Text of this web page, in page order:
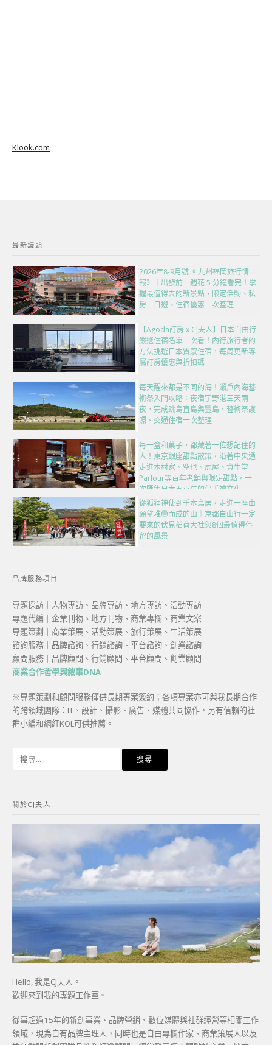
Klook.com
最新議題
2026年8-9月號《 九州福岡旅行情
報》｜出發前一週花 5 分鐘看完！掌
握最值得去的新景點、限定活動、私
房一日遊、住宿優惠一次整理
【Agoda訂房 x CJ夫人】日本自由行
嚴選住宿名單一次看！內行旅行者的
方法挑選日本質感住宿，每周更新專
屬訂房優惠與折扣碼
每天醒來都是不同的海！瀨戶內海藝
術祭入門攻略：夜宿宇野港三天兩
夜，完成跳島直島與豐島、藝術祭護
照、交通住宿一次整理
每一盒和菓子，都藏著一位想記住的
人！東京銀座甜點散策，沿著中央通
走進木村家、空也、虎屋、資生堂
Parlour等百年老舖與限定甜點，一
次匯集日本五百年的伴手禮文化
從狐狸神使到千本鳥居，走進一座由
願望堆疊而成的山｜京都自由行一定
要來的伏見稻荷大社與8個最值得停
留的風景
品牌服務項目
專題採訪｜人物專訪、品牌專訪、地方專訪、活動專訪
專題代編｜企業刊物、地方刊物、商業專欄、商業文案
專題策劃｜商業策展、活動策展、旅行策展、生活策展
諮詢服務｜品牌諮詢、行銷諮詢、平台諮詢、創業諮詢
顧問服務｜品牌顧問、行銷顧問、平台顧問、創業顧問
商業合作哲學與敘事DNA
※專題策劃和顧問服務僅供長期專案簽約；各項專案亦可與我長期合作
的跨領域團隊：IT、設計、攝影、廣告、媒體共同協作，另有信賴的社
群小編和網紅KOL可供推薦。
字:
關於CJ夫人
Hello, 我是CJ夫人。
歡迎來到我的專題工作室。
從事超過15年的新創事業、品牌營銷、數位媒體與社群經營等相關工作
領域，現為自有品牌主理人，同時也是自由專欄作家、商業策展人以及